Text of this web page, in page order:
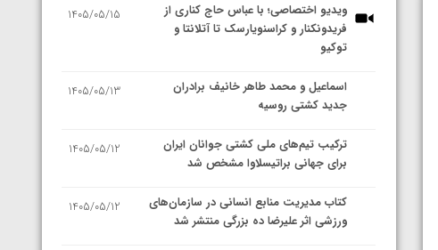
ویدیو اختصاصی؛ با عباس حاج کناری از
فریدونکنار و کراسنویارسک تا آتلانتا و
توکیو
1405/05/15
اسماعیل و محمد طاهر خانیف برادران
جدید کشتی روسیه
1405/05/13
ترکیب تیم‌های ملی کشتی جوانان ایران
برای جهانی براتیسلاوا مشخص شد
1405/05/12
کتاب مدیریت منابع انسانی در سازمان‌های
ورزشی اثر علیرضا ده بزرگی منتشر شد
1405/05/12